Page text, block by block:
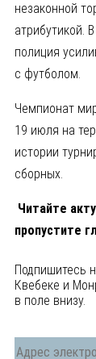
незаконной
атрибутикой.
полиция
с футболом.
Чемпионат
19 июля на
истории
сборных.
Читайте
пропустите
Подпишитесь
Квебеке и Монреале. Введите ваш адрес
в поле внизу.